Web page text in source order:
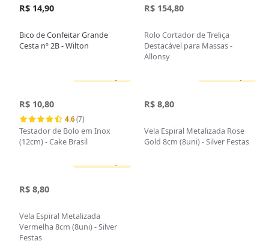
R$ 14,90
Bico de Confeitar Grande
Cesta nº 2B - Wilton
R$ 154,80
Rolo Cortador de Treliça
Destacável para Massas -
Allonsy
R$ 10,80
4.6(7)
Testador de Bolo em Inox
(12cm) - Cake Brasil
R$ 8,80
Vela Espiral Metalizada Rose
Gold 8cm (8uni) - Silver Festas
R$ 8,80
Vela Espiral Metalizada
Vermelha 8cm (8uni) - Silver
Festas